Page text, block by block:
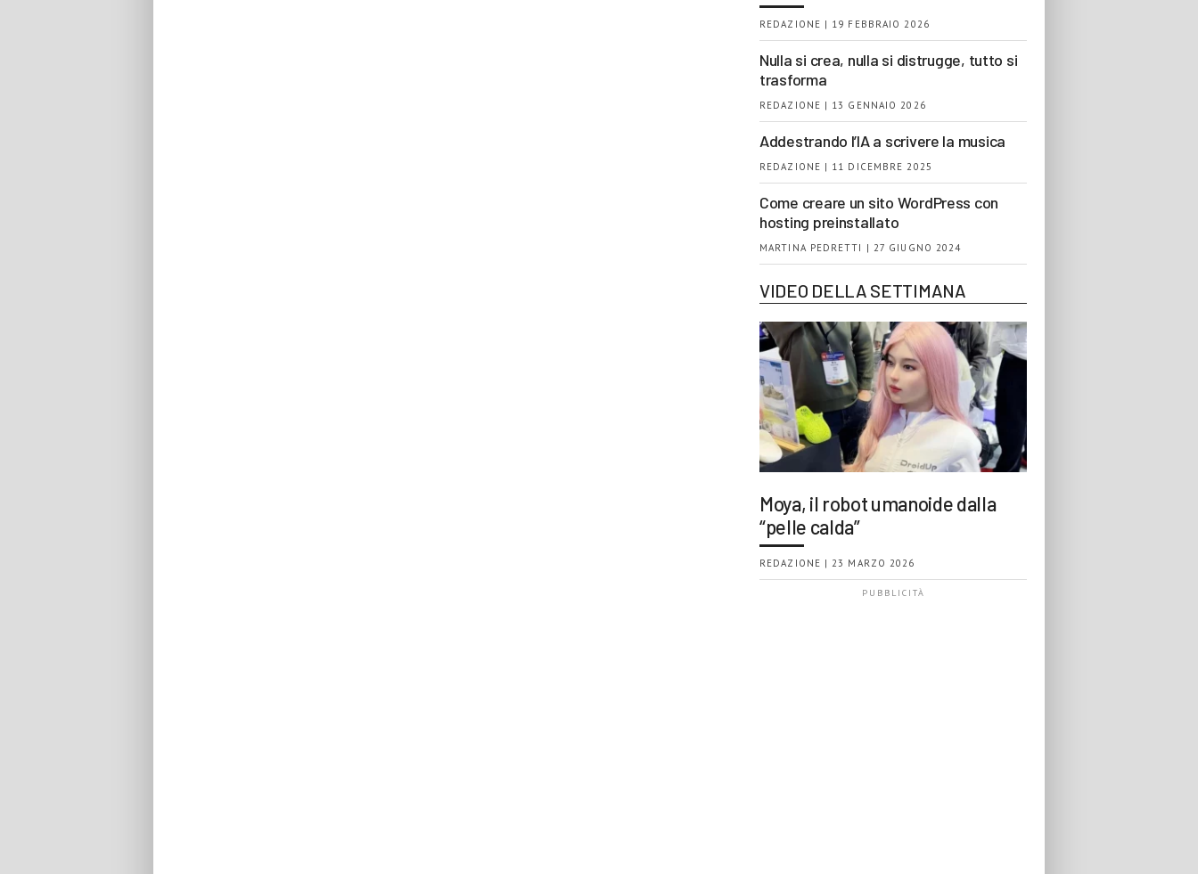
REDAZIONE | 19 FEBBRAIO 2026
Nulla si crea, nulla si distrugge, tutto si
trasforma
REDAZIONE | 13 GENNAIO 2026
Addestrando l’IA a scrivere la musica
REDAZIONE | 11 DICEMBRE 2025
Come creare un sito WordPress con
hosting preinstallato
MARTINA PEDRETTI | 27 GIUGNO 2024
VIDEO DELLA SETTIMANA
Moya, il robot umanoide dalla
“pelle calda”
REDAZIONE | 23 MARZO 2026